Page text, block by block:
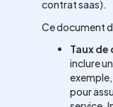
contrat saas).
Ce document
Taux
inclure
pour